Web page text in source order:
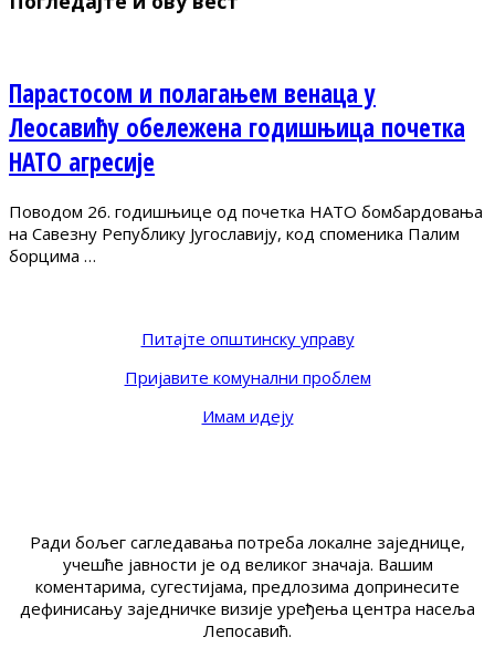
Парастосом и полагањем венаца у
Леосавићу обележена годишњица почетка
НАТО агресије
Поводом 26. годишњице од почетка НАТО бомбардовања
на Савезну Републику Југославију, код споменика Палим
борцима …
Питајте општинску управу
Пријавите комунални проблем
Имам идеју
Ради бољег сагледавања потреба локалне заједнице,
учешће јавности је од великог значаја. Вашим
коментарима, сугестијама, предлозима допринесите
дефинисању заједничке визије уређења центра насеља
Лепосавић.